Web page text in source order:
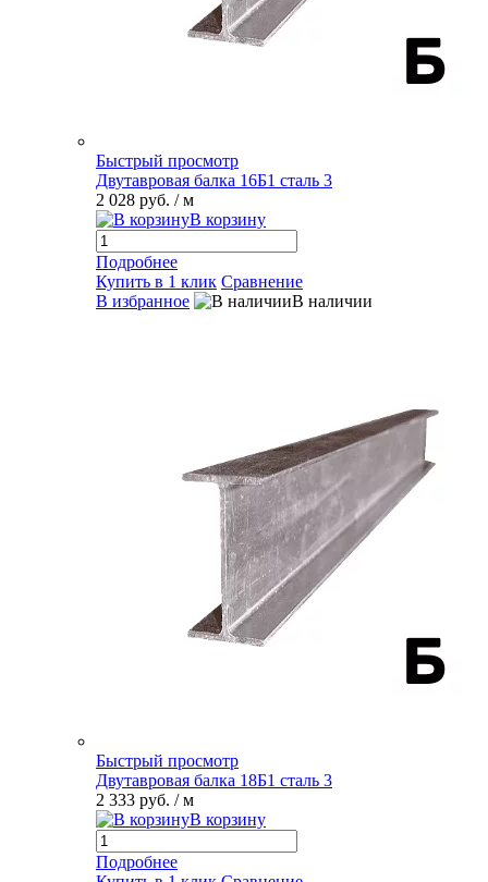
Быстрый просмотр
Двутавровая балка 16Б1 сталь 3
2 028 руб. / м
В корзину
Подробнее
Купить в 1 клик Сравнение
В избранное
В наличии
Быстрый просмотр
Двутавровая балка 18Б1 сталь 3
2 333 руб. / м
В корзину
Подробнее